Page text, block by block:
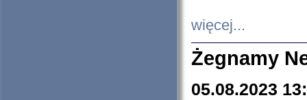
więcej...
Żegnamy
05.08.2023